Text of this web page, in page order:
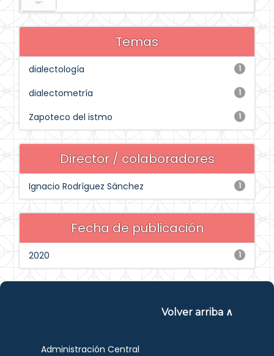
Temas
1
dialectología
1
dialectometría
1
Zapoteco del istmo
Director / colaboradores
1
Ignacio Rodríguez Sánchez
Fecha de publicación
1
2020
Volver arriba ∧
Administración Central